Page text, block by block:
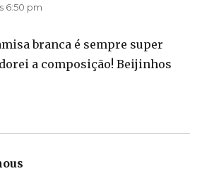
6:50 pm
branca é sempre super
a composição! Beijinhos